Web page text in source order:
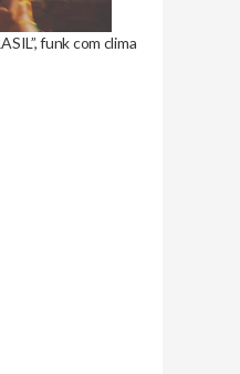
funk com clima